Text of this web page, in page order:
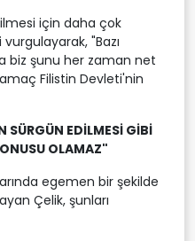
için daha çok
"Bazı
biz şunu her zaman net
Filistin Devleti'nin
SÜRGÜN EDİLMESİ GİBİ
OLAMAZ"
egemen bir şekilde
Çelik, şunları